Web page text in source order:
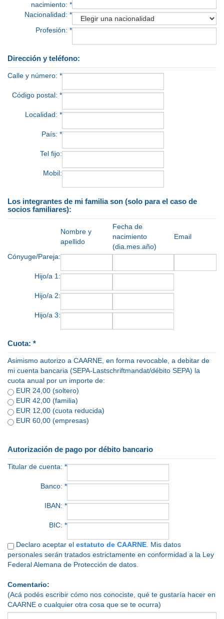
nacimiento: *
Nacionalidad: *
Profesión: *
Dirección y teléfono:
Calle y número: *
Código postal: *
Localidad: *
País: *
Tel fijo:
Mobil:
Los integrantes de mi familia son (solo para el caso de
socios familiares):
Nombre y
apellido
Fecha de
nacimiento
(dia.mes.año)
Email
Cónyuge/Pareja:
Hijo/a 1:
Hijo/a 2:
Hijo/a 3:
Cuota: *
Asimismo autorizo a CAARNE, en forma revocable, a debitar de
mi cuenta bancaria (SEPA-Lastschriftmandat/débito SEPA) la
cuota anual por un importe de:
EUR 24,00 (soltero)
EUR 42,00 (familia)
EUR 12,00 (cuota reducida)
EUR 60,00 (empresas)
Autorización de pago por débito bancario
Titular de cuenta: *
Banco: *
IBAN: *
BIC: *
Declaro aceptar el estatuto de CAARNE. Mis datos
personales serán tratados estrictamente en conformidad a la Ley
Federal Alemana de Protección de datos.
Comentario:
(Acá podés escribir cómo nos conociste, qué te gustaría hacer en
CAARNE o cualquier otra cosa que se te ocurra)